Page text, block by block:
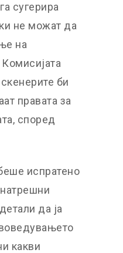
сугерира
не можат да
на
би
правата за
според
испратено
да ја
какви